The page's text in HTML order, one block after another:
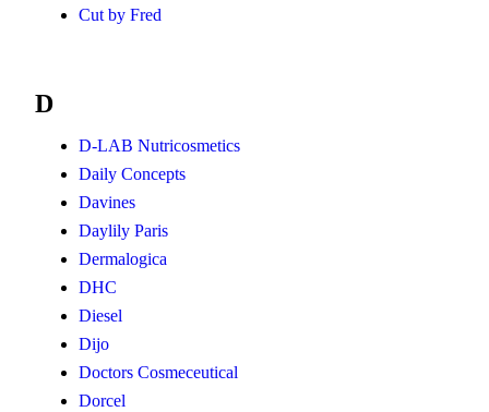
Cut by Fred
D
D-LAB Nutricosmetics
Daily Concepts
Davines
Daylily Paris
Dermalogica
DHC
Diesel
Dijo
Doctors Cosmeceutical
Dorcel